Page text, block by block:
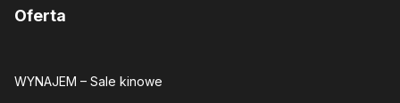
Oferta
WYNAJEM – Sale kinowe